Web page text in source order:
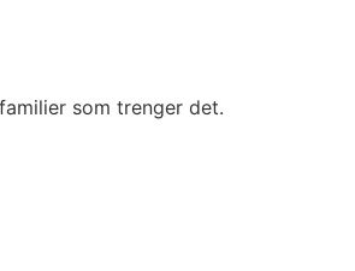
som trenger det.